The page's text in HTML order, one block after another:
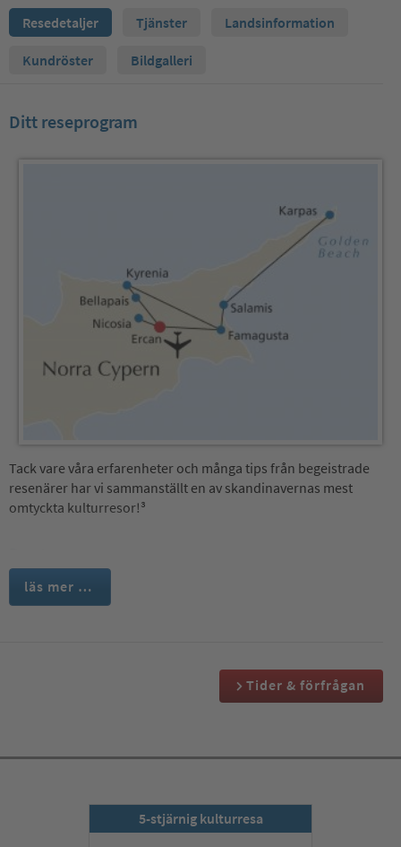
Resedetaljer Tjänster Landsinformation
Kundröster Bildgalleri
Ditt reseprogram
Tack vare våra erfarenheter och många tips från begeistrade
resenärer har vi sammanställt en av skandinavernas mest
omtyckta kulturresor!³
Resa till Ercan & transfer till vårt stjärnhotell
läs mer …
Tider & förfrågan
5-stjärnig kulturresa